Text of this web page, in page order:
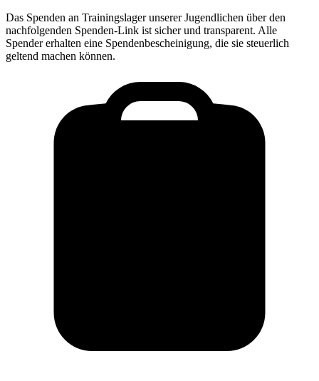
Das Spenden an Trainingslager unserer Jugendlichen über den
nachfolgenden Spenden-Link ist sicher und transparent. Alle
Spender erhalten eine Spendenbescheinigung, die sie steuerlich
geltend machen können.